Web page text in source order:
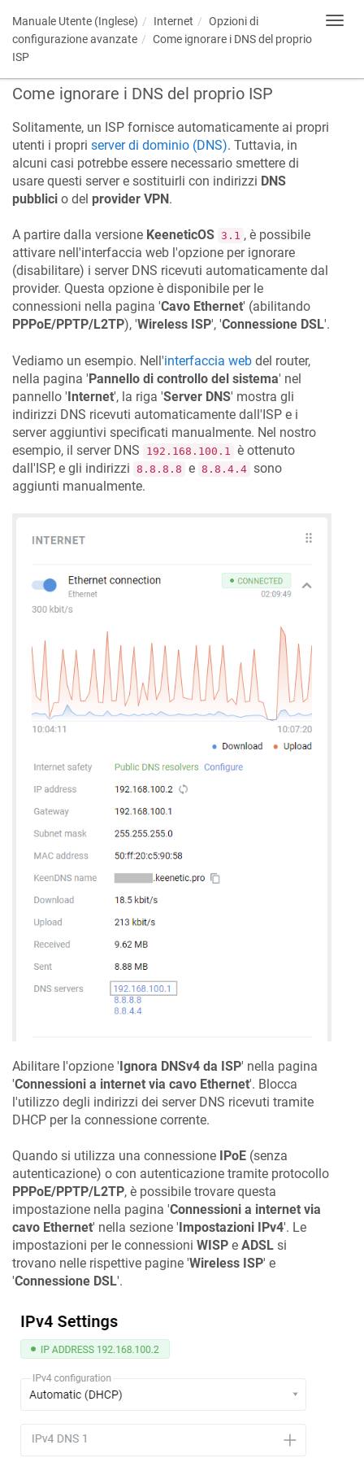
Manuale Utente (Inglese) Internet
Opzioni di
configurazione avanzate
Come ignorare i DNS del proprio
ISP
Come ignorare i DNS del proprio ISP
Solitamente, un ISP fornisce automaticamente ai propri
utenti i propri server di dominio (DNS). Tuttavia, in
alcuni casi potrebbe essere necessario smettere di
usare questi server e sostituirli con indirizzi DNS
pubblici o del provider VPN.
A partire dalla versione KeeneticOS 3.1 , è possibile
attivare nell'interfaccia web l'opzione per ignorare
(disabilitare) i server DNS ricevuti automaticamente dal
provider. Questa opzione è disponibile per le
connessioni nella pagina 'Cavo Ethernet' (abilitando
PPPoE/PPTP/L2TP), 'Wireless ISP', 'Connessione DSL'.
Vediamo un esempio. Nell'interfaccia web del router,
nella pagina 'Pannello di controllo del sistema' nel
pannello 'Internet', la riga 'Server DNS' mostra gli
indirizzi DNS ricevuti automaticamente dall'ISP e i
server aggiuntivi specificati manualmente. Nel nostro
esempio, il server DNS
192.168.100.1
è ottenuto
dall'ISP, e gli indirizzi 8.8.8.8 e 8.8.4.4 sono
aggiunti manualmente.
Abilitare l'opzione 'Ignora DNSv4 da ISP' nella pagina
'Connessioni a internet via cavo Ethernet'. Blocca
l'utilizzo degli indirizzi dei server DNS ricevuti tramite
DHCP per la connessione corrente.
Quando si utilizza una connessione IPoE (senza
autenticazione) o con autenticazione tramite protocollo
PPPoE/PPTP/L2TP, è possibile trovare questa
impostazione nella pagina 'Connessioni a internet via
cavo Ethernet' nella sezione 'Impostazioni IPv4'. Le
impostazioni per le connessioni WISP e ADSL si
trovano nelle rispettive pagine 'Wireless ISP' e
'Connessione DSL'.